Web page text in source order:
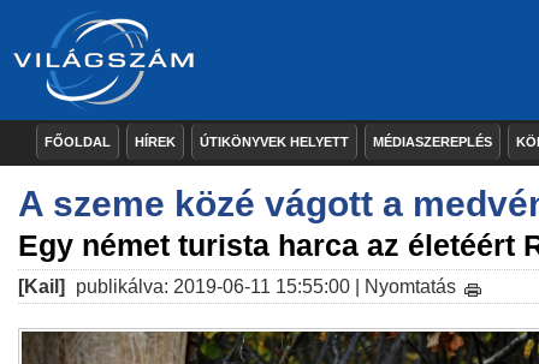
FŐOLDAL HÍREK ÚTIKÖNYVEK HELYETT MÉDIASZEREPLÉS
A szeme közé vágott a
Egy német turista harca az életéért
[Kail] publikálva: 2019-06-11 15:55:00 | Nyomtatás